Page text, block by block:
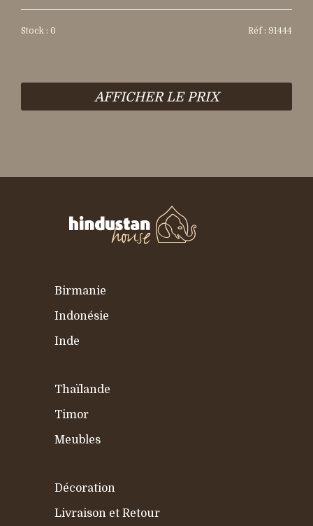
Stock : 0 Réf : 91444
AFFICHER LE PRIX
Birmanie
Indonésie
Inde
Thaïlande
Timor
Meubles
Décoration
Livraison et Retour